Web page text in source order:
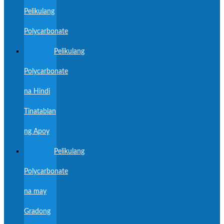
Pelikulang
Polycarbonate
Pelikulang
Polycarbonate
na Hindi
Tinatablan
ng Apoy
Pelikulang
Polycarbonate
na may
Gradong